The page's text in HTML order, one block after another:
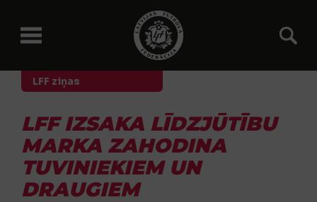
LFF ziņas
LFF IZSAKA LĪDZJŪTĪBU
MARKA ZAHODINA
TUVINIEKIEM UN
DRAUGIEM